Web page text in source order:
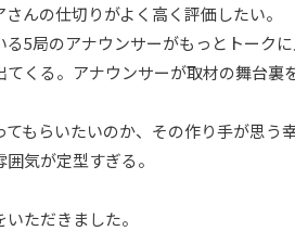
さんの仕切りがよく高く評価したい。
る5局のアナウンサーがもっとトーク
てくる。アナウンサーが取材の舞台裏
てもらいたいのか、その作り手が思う
囲気が定型すぎる。
ただきました。